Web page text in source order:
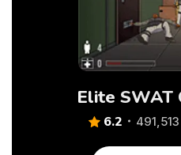
Elite SWAT
6.2